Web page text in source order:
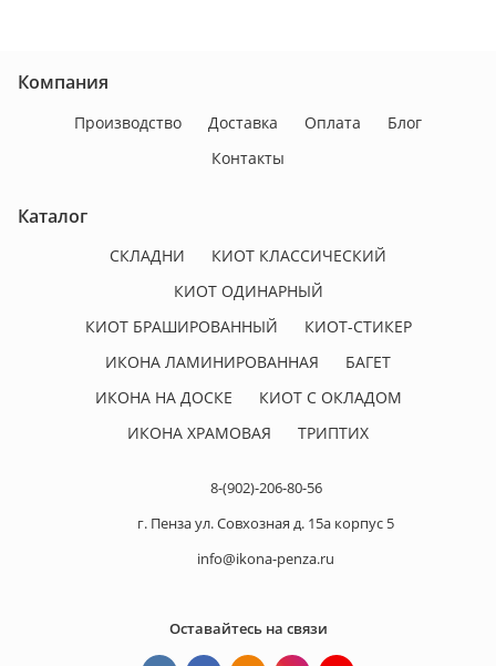
Компания
Производство Доставка Оплата
Блог
Контакты
Каталог
СКЛАДНИ
КИОТ КЛАССИЧЕСКИЙ
КИОТ ОДИНАРНЫЙ
КИОТ БРАШИРОВАННЫЙ
КИОТ-СТИКЕР
ИКОНА ЛАМИНИРОВАННАЯ
БАГЕТ
ИКОНА НА ДОСКЕ
КИОТ С ОКЛАДОМ
ИКОНА ХРАМОВАЯ
ТРИПТИХ
8-(902)-206-80-56
г. Пенза ул. Совхозная д. 15а корпус 5
info@ikona-penza.ru
Оставайтесь на связи